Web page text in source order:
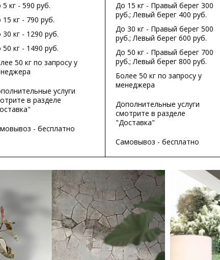
кг - 590 руб.
кг - 790 руб.
кг - 1290 руб.
кг - 1490 руб.
50 кг по запросу у
услуги
в разделе
- бесплатно
До 15 кг - Правый берег 300
руб.; Левый берег 400 руб.
До 30 кг - Правый берег 500
руб.; Левый берег 600 руб.
До 50 кг - Правый берег 700
руб.; Левый берег 800 руб.
Более 50 кг по запросу у
менеджера
Дополнительные услуги
смотрите в разделе
"Доставка"
Самовывоз - бесплатно